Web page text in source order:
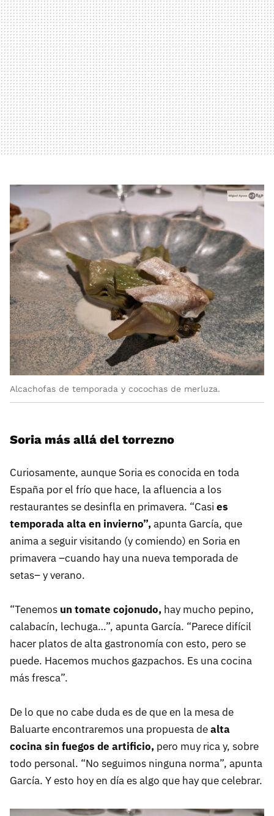
Alcachofas de temporada y cocochas de merluza.
Soria más allá del torrezno
Curiosamente, aunque Soria es conocida en toda
España por el frío que hace, la afluencia a los
restaurantes se desinfla en primavera. “Casi es
temporada alta en invierno”,apunta García, que
anima a seguir visitando (y comiendo) en Soria en
primavera –cuando hay una nueva temporada de
setas– y verano.
“Tenemos un tomate cojonudo, hay mucho pepino,
calabacín, lechuga…”, apunta García. “Parece difícil
hacer platos de alta gastronomía con esto, pero se
puede. Hacemos muchos gazpachos. Es una cocina
más fresca”.
De lo que no cabe duda es de que en la mesa de
Baluarte encontraremos una propuesta dealta
cocina sin fuegos de artificio, pero muy rica y, sobre
todo personal. “No seguimos ninguna norma”, apunta
García. Y esto hoy en día es algo que hay que celebrar.